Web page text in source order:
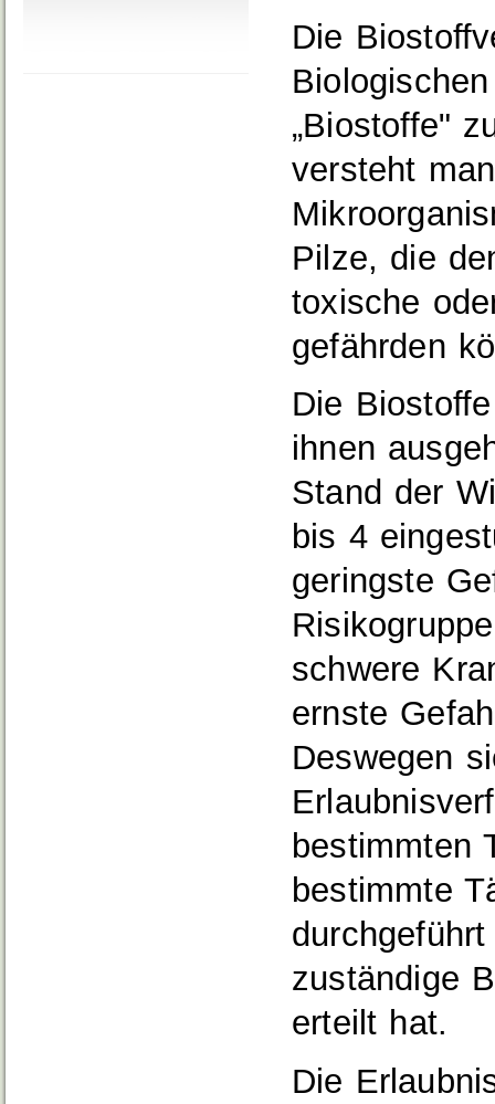
Die
„Biostoffe"
versteht
Pilze, die
toxische
gefährden
Die
ihnen
Stand der
bis 4
geringste
schwere
ernste
Deswegen
bestimmten
bestimmte
zuständige
erteilt hat.
Die